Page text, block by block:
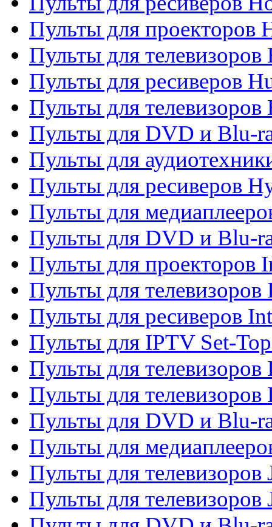
Пульты для проекторов
Пульты для телевизоров
Пульты для ресиверов
Пульты для
Пульты для DVD и Blu-
Пульты для
Пульты для ресиверов
Пульты для
Пульты для DVD и Blu-
Пульты для проекторов
Пульты для
Пульты для ресиверов
Пульты для IPTV Set-
Пульты для телевизоров
Пульты для телевизоров
Пульты для DVD и Blu-
Пульты для
Пульты для телевизоров
Пульты для телевизоров